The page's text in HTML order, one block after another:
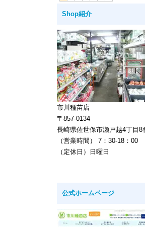
Shop紹介
市川種苗店
〒857-0134
長崎県佐世保市瀬戸越4丁目8
（営業時間） 7：30-18：00
（定休日）日曜日
公式ホームページ